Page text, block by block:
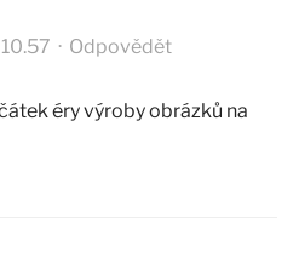
· Odpovědět
éry výroby obrázků na